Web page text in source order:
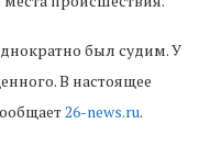
был судим. У
В настоящее
26-news.ru.